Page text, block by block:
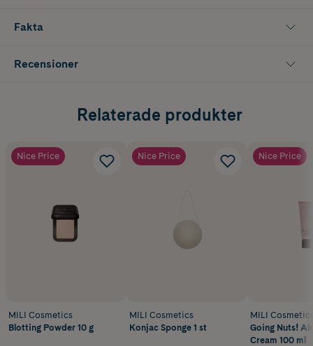
Fakta
Recensioner
Relaterade produkter
Nice Price
MILI Cosmetics
Blotting Powder 10 g
Nice Price
MILI Cosmetics
Konjac Sponge 1 st
Nice Price
MILI
Going Nuts!
Cream 100 ml